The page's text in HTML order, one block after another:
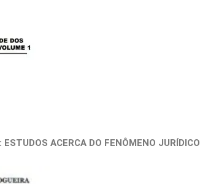
ACERCA DO FENÔMENO JURÍDICO